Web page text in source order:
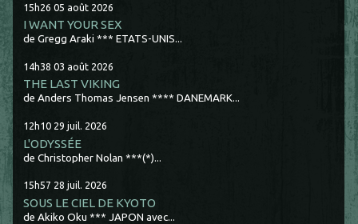
15h26 05 août 2026
I WANT YOUR SEX
de Gregg Araki *** ETATS-UNIS...
14h38 03 août 2026
THE LAST VIKING
de Anders Thomas Jensen **** DANEMARK...
12h10 29 juil. 2026
L'ODYSSÉE
de Christopher Nolan ***(*)...
15h57 28 juil. 2026
SOUS LE CIEL DE KYOTO
de Akiko Oku *** JAPON avec...